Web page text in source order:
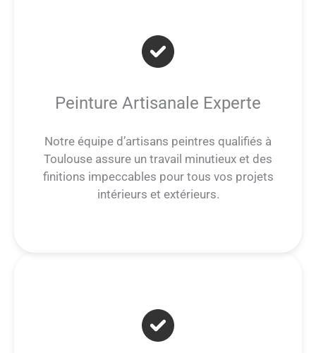
Peinture Artisanale Experte
Notre équipe d’artisans peintres qualifiés à
Toulouse assure un travail minutieux et des
finitions impeccables pour tous vos projets
intérieurs et extérieurs.